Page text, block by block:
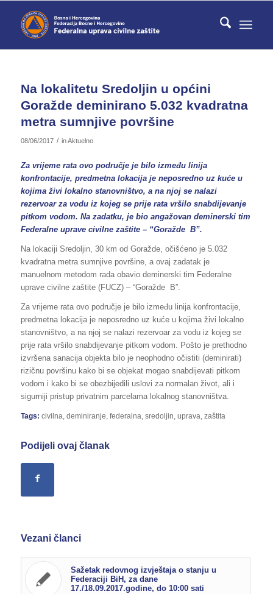
Na lokalitetu Sredoljin u općini
Goražde deminirano 5.032 kvadratna
metra sumnjive površine
08/06/2017 / inAktuelno
Za vrijeme rata ovo područje je bilo između linija
konfrontacije, predmetna lokacija je neposredno uz kuće u
kojima živi lokalno stanovništvo, a na njoj se nalazi
rezervoar za vodu iz kojeg se prije rata vršilo snabdijevanje
pitkom vodom. Na zadatku, je bio angažovan deminerski tim
Federalne uprave civilne zaštite – “Goražde B”.
Na lokaciji Sredoljin, 30 km od Goražde, očišćeno je 5.032
kvadratna metra sumnjive površine, a ovaj zadatak je
manuelnom metodom rada obavio deminerski tim Federalne
uprave civilne zaštite (FUCZ) – “Goražde B”.
Za vrijeme rata ovo područje je bilo između linija konfrontacije,
predmetna lokacija je neposredno uz kuće u kojima živi lokalno
stanovništvo, a na njoj se nalazi rezervoar za vodu iz kojeg se
prije rata vršilo snabdijevanje pitkom vodom. Pošto je prethodno
izvršena sanacija objekta bilo je neophodno očistiti (deminirati)
rizičnu površinu kako bi se objekat mogao snabdijevati pitkom
vodom i kako bi se obezbijedili uslovi za normalan život, ali i
sigurniji pristup privatnim parcelama lokalnog stanovništva.
Tags: civilna deminiranje federalna sredoljin uprava zaštita
Podijeli ovaj članak
Vezani članci
Sažetak redovnog izvještaja o stanju u
Federaciji BiH, za dane
17./18.09.2017.godine, do 10:00 sati